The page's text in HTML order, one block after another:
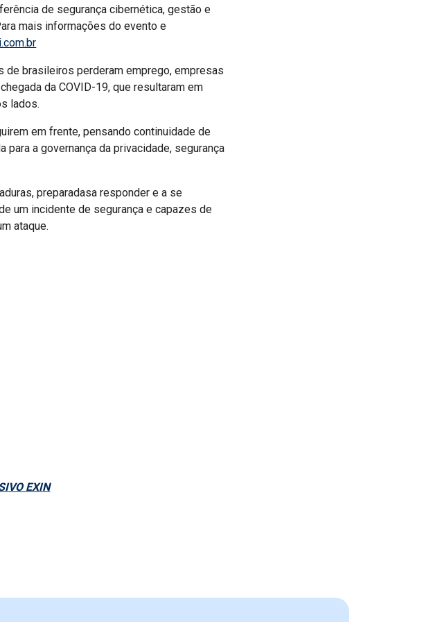
de segurança cibernética, gestão e
mais informações do evento e
de brasileiros perderam emprego, empresas
da COVID-19, que resultaram em
lados.
em frente, pensando continuidade de
a governança da privacidade, segurança
preparadasa responder e a se
um incidente de segurança e capazes de
ataque.
EXIN